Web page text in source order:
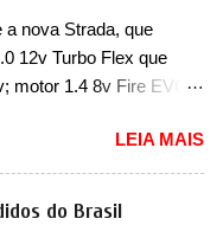
mais retangular,
para as
deles será uma
do módulo de controle
Para alguns veículos
a substituição do
(aquecimento,
A marca também
a nova Strada, que
12v Turbo Flex que
motor 1.4 8v Fire EVO
que aparece com
uma nova opção de
compacta receber o
LEIA MAIS
do Brasil